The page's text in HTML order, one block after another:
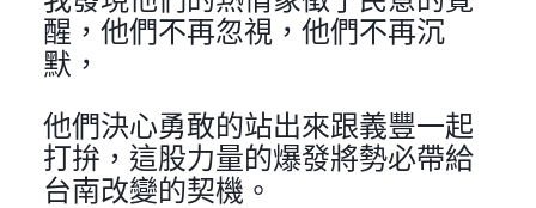
醒，他們不再忽視，他們不再沉
默，
他們決心勇敢的站出來跟義豐一起
打拚，這股力量的爆發將勢必帶給
台南改變的契機。